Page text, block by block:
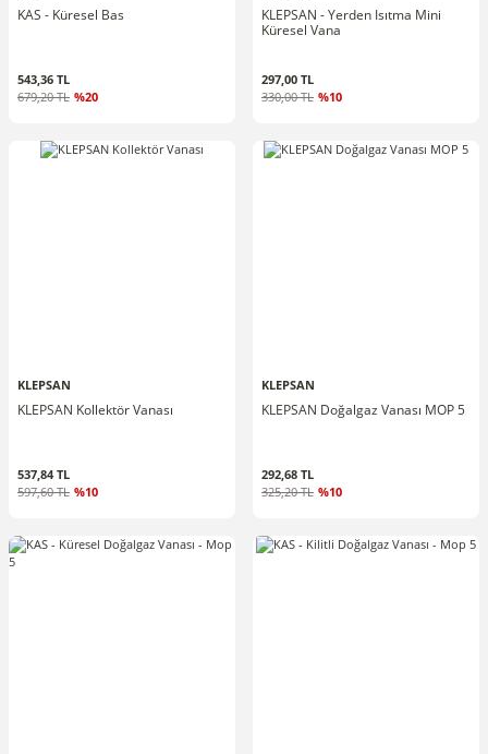
KAS - Küresel Bas
543,36 TL
679,20 TL %20
KLEPSAN - Yerden Isıtma Mini
Küresel Vana
297,00 TL
330,00 TL %10
KLEPSAN
KLEPSAN Kollektör Vanası
537,84 TL
597,60 TL %10
KLEPSAN
KLEPSAN Doğalgaz Vanası MOP 5
292,68 TL
325,20 TL %10